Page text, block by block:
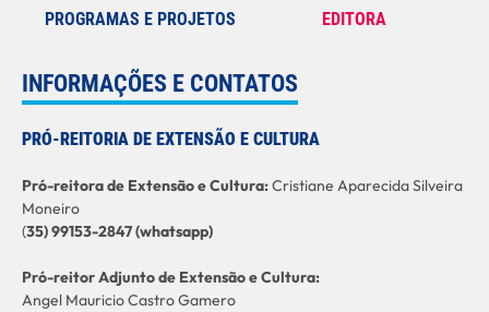
PROGRAMAS E PROJETOS EDITORA
INFORMAÇÕES E CONTATOS
PRÓ-REITORIA DE EXTENSÃO E CULTURA
Pró-reitora de Extensão e Cultura:Cristiane Aparecida Silveira
Moneiro
(35) 99153-2847 (whatsapp)
Pró-reitor Adjunto de Extensão e Cultura:
Angel Mauricio Castro Gamero